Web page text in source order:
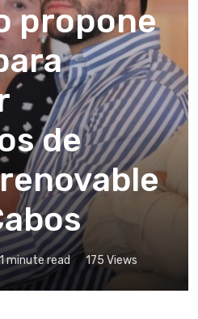
propone
de
1 minute read 175 Views